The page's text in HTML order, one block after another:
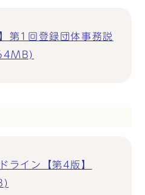
第1回登録団体事務説
ライン【第4版】